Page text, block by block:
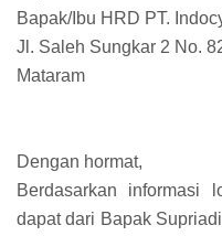
Bapak/Ibu HRD PT.
Jl. Saleh Sungkar 2 No.
Mataram
Dengan hormat,
Berdasarkan informasi
dapat dari Bapak